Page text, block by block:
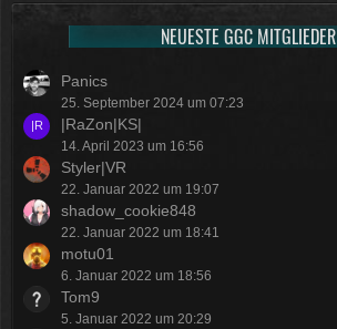
NEUESTE GGC MITGLIEDER
Panics
25. September 2024 um 07:23
|RaZon|KS|
14. April 2023 um 16:56
Styler|VR
22. Januar 2022 um 19:07
shadow_cookie848
22. Januar 2022 um 18:41
motu01
6. Januar 2022 um 18:56
Tom9
5. Januar 2022 um 20:29